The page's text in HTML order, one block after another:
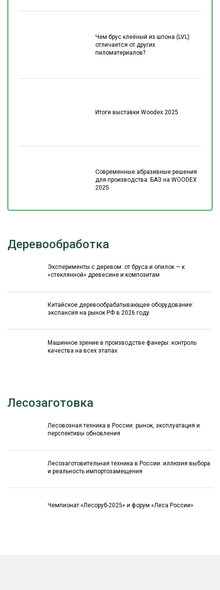
Чем брус клеёный из шпона (LVL)
отличается от других
пиломатериалов?
Итоги выставки Woodex 2025
Современные абразивные решения
для производства: БАЗ на WOODEX
2025
Деревообработка
Эксперименты с деревом: от бруса и опилок — к
«стеклянной» древесине и композитам
Китайское деревообрабатывающее оборудование:
экспансия на рынок РФ в 2026 году
Машинное зрение в производстве фанеры: контроль
качества на всех этапах
Лесозаготовка
Лесовозная техника в России: рынок, эксплуатация и
перспективы обновления
Лесозаготовительная техника в России: иллюзия выбора
и реальность импортозамещения
Чемпионат «Лесоруб-2025» и форум «Леса России»